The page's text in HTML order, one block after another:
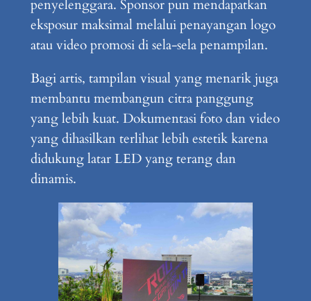
penyelenggara. Sponsor pun mendapatkan
eksposur maksimal melalui penayangan logo
atau video promosi di sela-sela penampilan.
Bagi artis, tampilan visual yang menarik juga
membantu membangun citra panggung
yang lebih kuat. Dokumentasi foto dan video
yang dihasilkan terlihat lebih estetik karena
didukung latar LED yang terang dan
dinamis.